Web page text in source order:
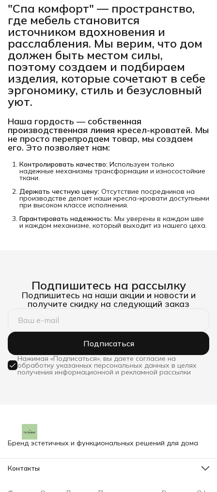
"Спа комфорт" — пространство,
где мебель становится
источником вдохновения и
расслабления. Мы верим, что дом
должен быть местом силы,
поэтому создаем и подбираем
изделия, которые сочетают в себе
эргономику, стиль и безусловный
уют.
Наша гордость — собственная
производственная линия кресел-кроватей. Мы
не просто перепродаем товар, мы создаем
его. Это позволяет нам:
Контролировать качество: Используем только
надежные механизмы трансформации и износостойкие
ткани.
Держать честную цену: Отсутствие посредников на
производстве делает наши кресла-кровати доступными
при высоком классе исполнения.
Гарантировать надежность: Мы уверены в каждом шве
и каждом механизме, который выходит из нашего цеха.
Подпишитесь на рассылку
Подпишитесь на наши акции и новости и
получите скидку на следующий заказ
Подписаться
Нажимая «Подписаться», вы даете согласие на
обработку указанных персональных данных в целях
получения информационной и рекламной рассылки
Бренд эстетичных и функциональных решений для дома
Контакты